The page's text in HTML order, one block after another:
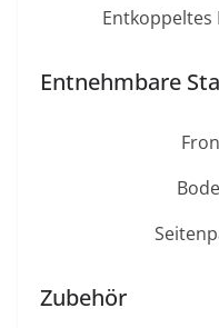
Entkoppeltes
Entnehmbare
Zubehör